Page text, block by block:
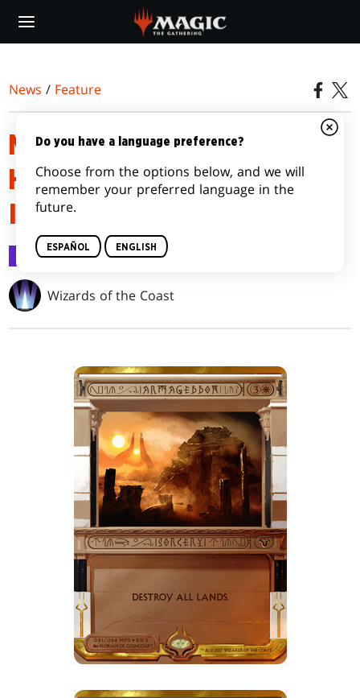
main
News / Feature
MASTERPIECE SERIES: LA
HORA DE LA DEVASTACIÓN
INVOCATIONS
Feature 19 jun 2017
Wizards of the Coast
Do you have a language preference?
Choose from the options below, and we will
remember your preferred language in the
future.
ESPAÑOL ENGLISH